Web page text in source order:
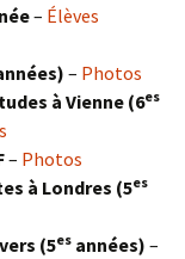
– Élèves
– Photos
à Vienne (6es
– Photos
à Londres (5es
(5es années) –